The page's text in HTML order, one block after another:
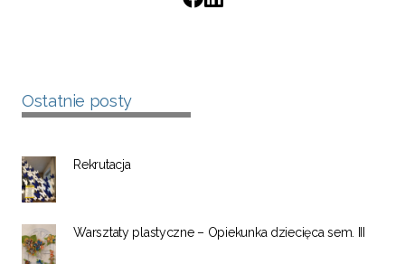
Ostatnie posty
Rekrutacja
Warsztaty plastyczne – Opiekunka dziecięca sem. III